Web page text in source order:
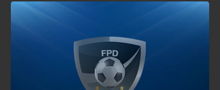
2021 y la clausula de rescisión de 700 millones
en el burofax, e interpretando que la famosa
clausula que le permitiría salir, se movería por la